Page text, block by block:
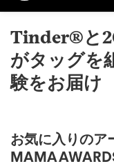
Tinder®と
がタッグを
験をお届け
お気に入りのア
MAMA